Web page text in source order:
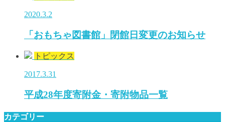
2020.3.2
「おもちゃ図書館」閉館日変更のお知らせ
トピックス
2017.3.31
平成28年度寄附金・寄附物品一覧
カテゴリー